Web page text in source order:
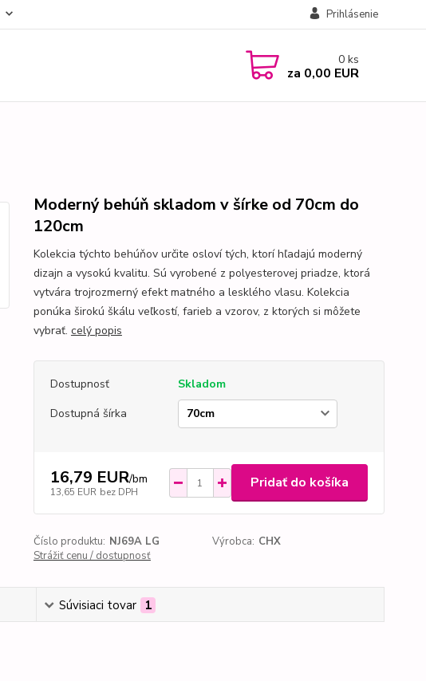
Prihlásenie
0 ks
za 0,00 EUR
Moderný behúň skladom v šírke od 70cm do
120cm
Kolekcia týchto behúňov určite osloví tých, ktorí hľadajú moderný
dizajn a vysokú kvalitu. Sú vyrobené z polyesterovej priadze, ktorá
vytvára trojrozmerný efekt matného a lesklého vlasu. Kolekcia
ponúka širokú škálu veľkostí, farieb a vzorov, z ktorých si môžete
vybrať. celý popis
Dostupnosť
Skladom
Dostupná šírka
16,79 EUR/bm
13,65 EUR bez DPH
Pridať do košíka
Číslo produktu: NJ69A LG Výrobca: CHX
Strážiť cenu / dostupnosť
Súvisiaci tovar 1